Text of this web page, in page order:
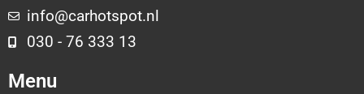
info@carhotspot.nl
030 - 76 333 13
Menu